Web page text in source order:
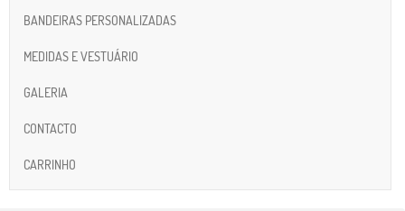
BANDEIRAS PERSONALIZADAS
MEDIDAS E VESTUÁRIO
GALERIA
CONTACTO
CARRINHO